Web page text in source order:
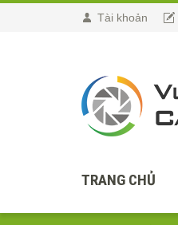
Tài khoản
TRANG CHỦ